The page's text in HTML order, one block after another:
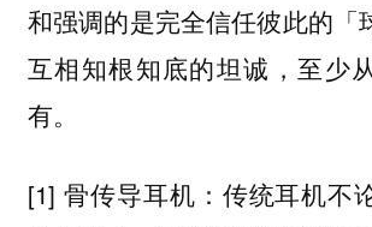
和强调的是完全信任彼此的「
互相知根知底的坦诚，至少
有。
[1] 骨传导耳机：传统耳机不